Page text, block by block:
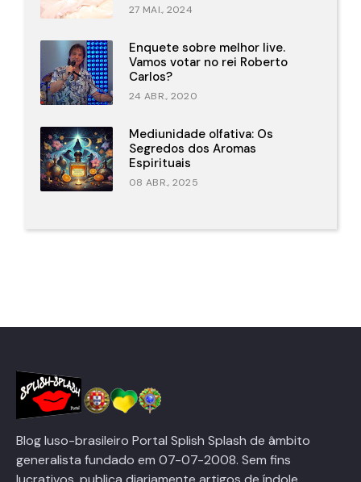
27 MAI., 2024
Enquete sobre melhor live.
Vamos votar no rei Roberto
Carlos?
24 ABR., 2020
Mediunidade olfativa: Os
Segredos dos Aromas
Espirituais
08 ABR., 2025
Blog luso-brasileiro Portal Splish Splash de âmbito
generalista fundado em 07-07-2008. Sem fins